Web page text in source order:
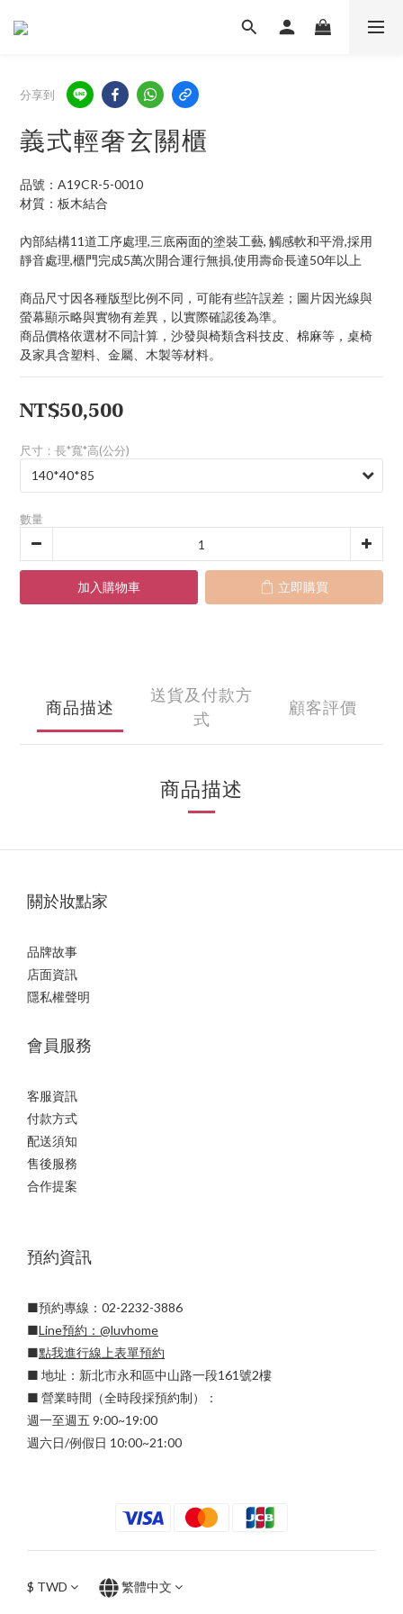
分享到
義式輕奢玄關櫃
品號：A19CR-5-0010
材質：板木結合
內部結構11道工序處理,三底兩面的塗裝工藝, 觸感軟和平滑,採用
靜音處理,櫃門完成5萬次開合運行無損,使用壽命長達50年以上
商品尺寸因各種版型比例不同，可能有些許誤差；圖片因光線與
螢幕顯示略與實物有差異，以實際確認後為準。
商品價格依選材不同計算，沙發與椅類含科技皮、棉麻等，桌椅
及家具含塑料、金屬、木製等材料。
NT$50,500
尺寸：長*寬*高(公分)
數量
加入購物車 立即購買
商品描述
送貨及付款方
式
顧客評價
商品描述
關於妝點家
品牌故事
店面資訊
隱私權聲明
會員服務
客服資訊
付款方式
配送須知
售後服務
合作提案
預約資訊
■預約專線：02-2232-3886
■Line預約： @luvhome
■點我進行線上表單預約
■ 地址：新北市永和區中山路一段161號2樓
■ 營業時間（全時段採預約制）：
週一至週五 9:00~19:00
週六日/例假日 10:00~21:00
$ TWD 繁體中文